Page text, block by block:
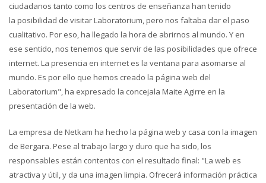
ciudadanos tanto como los centros de enseñanza han tenido
la posibilidad de visitar Laboratorium, pero nos faltaba dar el paso
cualitativo. Por eso, ha llegado la hora de abrirnos al mundo. Y en
ese sentido, nos tenemos que servir de las posibilidades que ofrece
internet. La presencia en internet es la ventana para asomarse al
mundo. Es por ello que hemos creado la página web del
Laboratorium", ha expresado la concejala Maite Agirre en la
presentación de la web.
La empresa de Netkam ha hecho la página web y casa con la imagen
de Bergara. Pese al trabajo largo y duro que ha sido, los
responsables están contentos con el resultado final: "La web es
atractiva y útil, y da una imagen limpia. Ofrecerá información práctica